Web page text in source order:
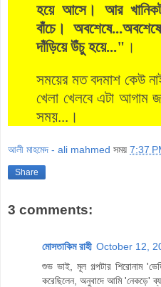
হয়ে আসে। আর
বাঁচে।
দাঁড়িয়ে উঁচু হয়ে..." ।
সময়ের মত বদমাশ কেউ
খেলা খেলবে এটা আগাম
সময়...।
আলী মাহমেদ - ali mahmed সময় 7:37
Share
3 comments:
মোসতাকিম রাহী October 12,
শুভ ভাই, মূল গল্পটার শিরোনাম
করেছিলেন, অনুবাদে আমি 'নেকড়ে'